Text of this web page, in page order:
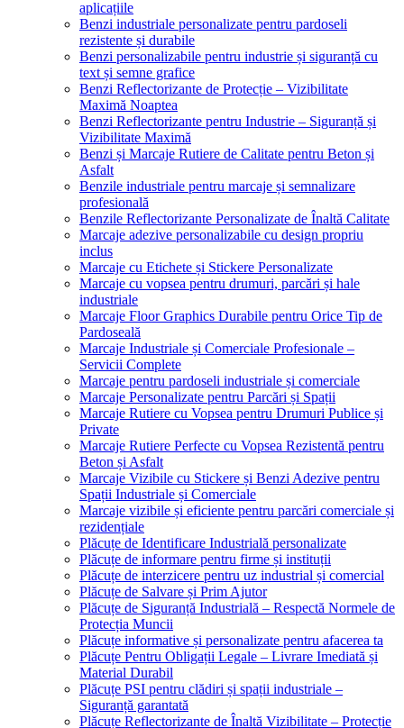
aplicațiile
Benzi industriale personalizate pentru pardoseli
rezistente și durabile
Benzi personalizabile pentru industrie și siguranță cu
text și semne grafice
Benzi Reflectorizante de Protecție – Vizibilitate
Maximă Noaptea
Benzi Reflectorizante pentru Industrie – Siguranță și
Vizibilitate Maximă
Benzi și Marcaje Rutiere de Calitate pentru Beton și
Asfalt
Benzile industriale pentru marcaje și semnalizare
profesională
Benzile Reflectorizante Personalizate de Înaltă Calitate
Marcaje adezive personalizabile cu design propriu
inclus
Marcaje cu Etichete și Stickere Personalizate
Marcaje cu vopsea pentru drumuri, parcări și hale
industriale
Marcaje Floor Graphics Durabile pentru Orice Tip de
Pardoseală
Marcaje Industriale și Comerciale Profesionale –
Servicii Complete
Marcaje pentru pardoseli industriale și comerciale
Marcaje Personalizate pentru Parcări și Spații
Marcaje Rutiere cu Vopsea pentru Drumuri Publice și
Private
Marcaje Rutiere Perfecte cu Vopsea Rezistentă pentru
Beton și Asfalt
Marcaje Vizibile cu Stickere și Benzi Adezive pentru
Spații Industriale și Comerciale
Marcaje vizibile și eficiente pentru parcări comerciale și
rezidențiale
Plăcuțe de Identificare Industrială personalizate
Plăcuțe de informare pentru firme și instituții
Plăcuțe de interzicere pentru uz industrial și comercial
Plăcuțe de Salvare și Prim Ajutor
Plăcuțe de Siguranță Industrială – Respectă Normele de
Protecția Muncii
Plăcuțe informative și personalizate pentru afacerea ta
Plăcuțe Pentru Obligații Legale – Livrare Imediată și
Material Durabil
Plăcuțe PSI pentru clădiri și spații industriale –
Siguranță garantată
Plăcuțe Reflectorizante de Înaltă Vizibilitate – Protecție